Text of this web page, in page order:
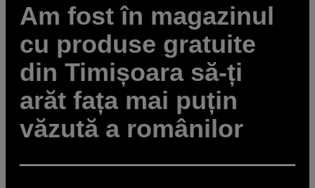
Am fost în magazinul
cu produse gratuite
din Timișoara să-ți
arăt fața mai puțin
văzută a românilor